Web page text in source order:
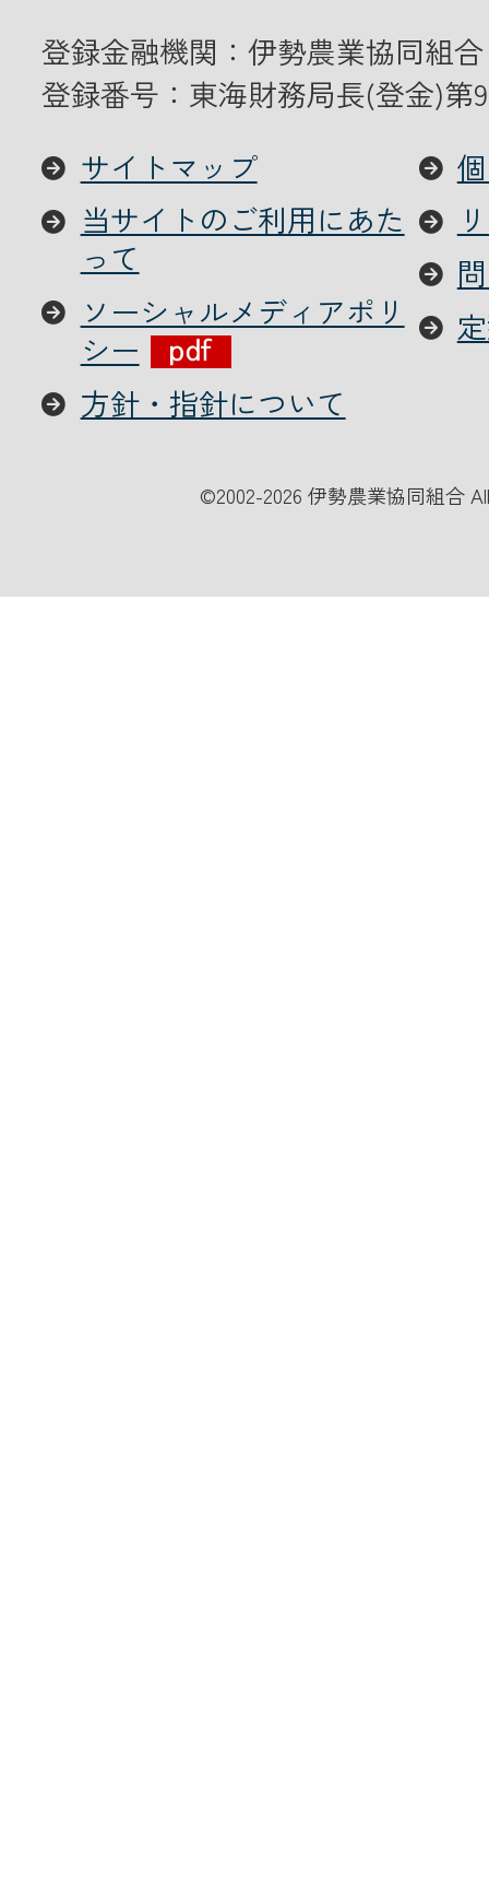
登録金融機関：伊勢農業協同組合
登録番号：東海財務局長(登金)第
サイトマップ
当サイトのご利用にあた
って
ソーシャルメディアポリ
シー
方針・指針について
©2002-2026 伊勢農業協同組合